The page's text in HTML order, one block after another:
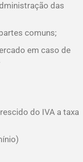
das
comuns;
em caso de
do IVA a taxa